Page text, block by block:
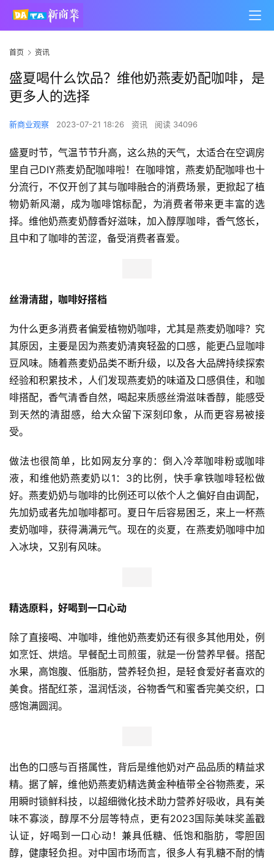
首
首页 资讯
盛夏喝什么饮品？维他奶燕麦奶配咖啡，是
更多人的选择
新商业观察 2023-07-21 18:26 资讯 阅读 34096
盛夏时节，气温节节升高，这么热的天气，太适合在空调房
里自己DIY燕麦奶配咖啡啦！在咖啡馆，燕麦奶配咖啡也十
分流行，不仅开创了其与咖啡融合的消费场景，更掀起了植
物奶新风潮，成为咖啡馆标配，为消费者带来更丰富的选
择。维他奶燕麦奶醇香好滋味，加入醇厚咖啡，香气悠长，
且中和了咖啡的苦涩，备受消费者喜爱。
丝滑清甜，咖啡好搭档
为什么更多消费者偏爱植物奶咖啡，尤其是燕麦奶咖啡？究
其原因，主要是因为燕麦奶清爽轻盈的口感，能更凸显咖啡
豆风味。随着燕麦奶品类不断升级，以及各大品牌持续探索
经验和积累技术，人们发现燕麦奶的味道及口感俱佳，和咖
啡搭配，香气清香自然，喝起来质感丝滑滋味香醇，能感受
到天然的清甜感，给大众留下深刻印象，从而更容易被接
受。
做法也很简单，比如网友分享的：倒入冷萃咖啡粉或咖啡
液，和维他奶燕麦奶以1：3的比例，快手拿铁咖啡轻松做
好。燕麦奶奶与咖啡的比例还可以依个人之偏好自由调配，
先加奶或者先加咖啡都可。夏日午后容易困乏，来上一杯燕
麦奶咖啡，获得满满元气。现在的炎夏，在燕麦奶咖啡中加
入冰块，又别有风味。
精选原料，好喝到一口心动
除了直接喝、冲咖啡，维他奶燕麦奶还有很多其他用处，例
如烹饪、烘焙。早餐配土司煎蛋，就是一份营养早餐。搭配
水果，高饱腹、低脂肪，营养轻负担，是轻食爱好者喜欢的
美食。搭配红茶，温润恬淡，谷物香气和蜜香完美交织，口
感饱满圆润。
出色的口感与百搭属性，背后是维他奶对产品品质的精益求
精。据了解，维他奶燕麦奶精选黄金种植带全谷物燕麦，采
用瞬时锁鲜科技，以超细微化技术助力营养好吸收，具有美
味不寡淡，醇厚不分层等特点，更有2023国际美味奖盖戳
认证，好喝到一口心动！兼具低糖、低饱和脂肪，零胆固
醇，健康轻负担。对中国市场而言，很多人有乳糖不耐的情